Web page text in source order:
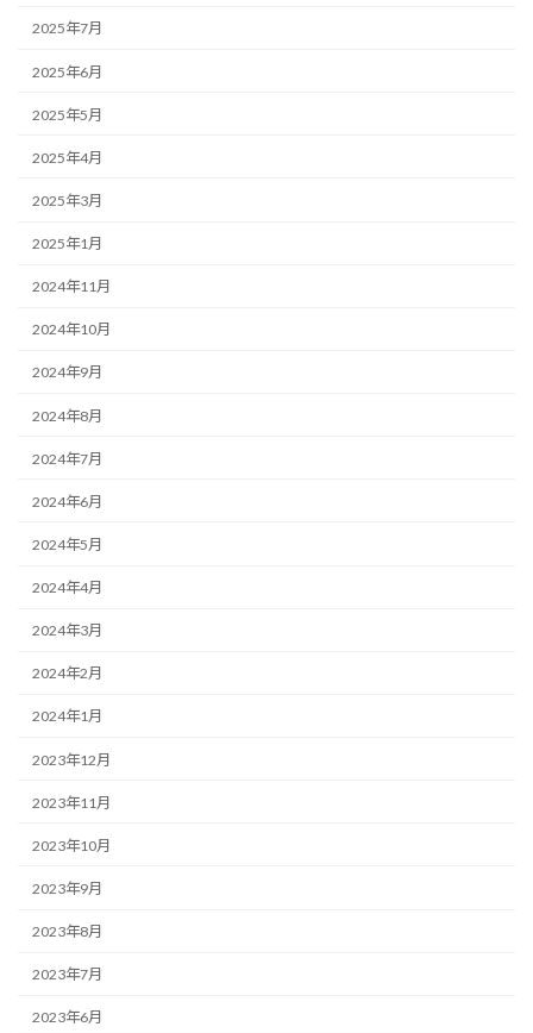
2025年7月
2025年6月
2025年5月
2025年4月
2025年3月
2025年1月
2024年11月
2024年10月
2024年9月
2024年8月
2024年7月
2024年6月
2024年5月
2024年4月
2024年3月
2024年2月
2024年1月
2023年12月
2023年11月
2023年10月
2023年9月
2023年8月
2023年7月
2023年6月